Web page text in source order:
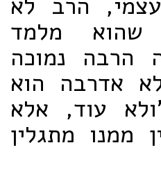
שהוא מלמד
הרבה נמוכה
אדרבה הוא
עוד, אלא
ממנו מתגלין